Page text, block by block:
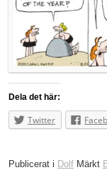
Dela det här:
Twitter
Publicerat i Dolf Märkt